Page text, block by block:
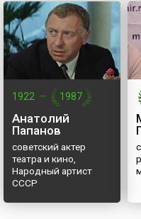
1922 — 1987
Анатолий
Папанов
советский актер
театра и кино,
Народный артист
СССР